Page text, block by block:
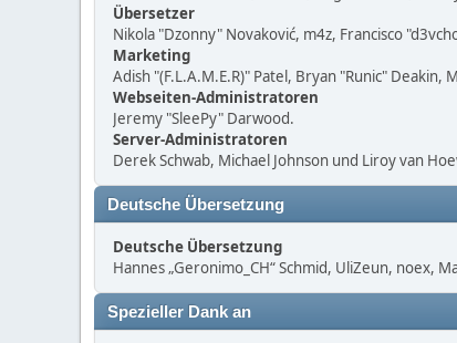
Übersetzer
Nikola "Dzonny" Novaković, m4z, Francisco
Marketing
Adish "(F.L.A.M.E.R)" Patel, Bryan "Runic"
Webseiten-Administratoren
Jeremy "SleePy" Darwood.
Server-Administratoren
Derek Schwab, Michael Johnson und Liroy van
Deutsche Übersetzung
Deutsche Übersetzung
Hannes „Geronimo_CH“ Schmid, UliZeun, noex,
Spezieller Dank an